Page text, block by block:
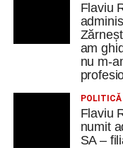
Cum și-a
mașină
Berlin
Trei profesori
Cugir și-au
mobilități
Messenger
Flaviu
am
nu m-
POLITICĂ
Flaviu
numit
SA –